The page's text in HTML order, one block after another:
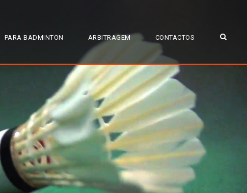
PARA BADMINTON ARBITRAGEM CONTACTOS